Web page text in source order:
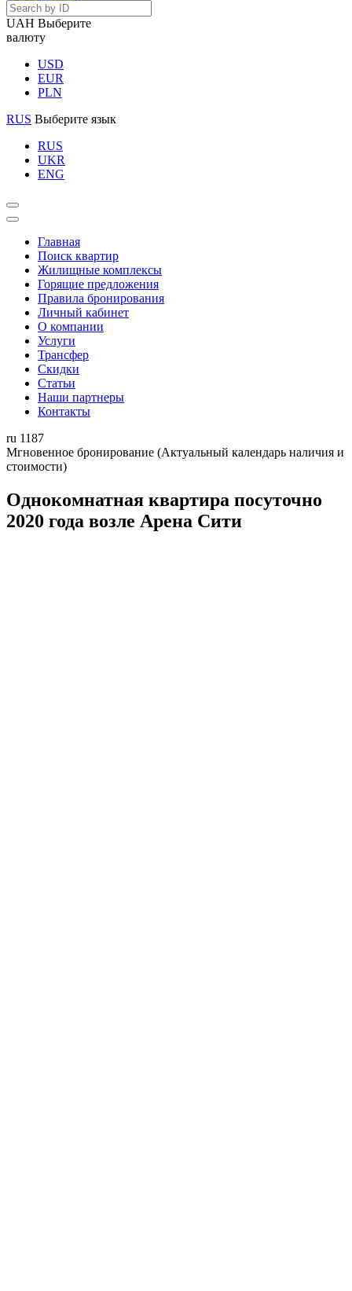
UAH Выберите
валюту
USD
EUR
PLN
RUS Выберите язык
RUS
UKR
ENG
Главная
Поиск квартир
Жилищные комплексы
Горящие предложения
Правила бронирования
Личный кабинет
О компании
Услуги
Трансфер
Скидки
Статьи
Наши партнеры
Контакты
ru 1187
Мгновенное бронирование (Актуальный календарь наличия и
стоимости)
Однокомнатная квартира посуточно
2020 года возле Арена Сити